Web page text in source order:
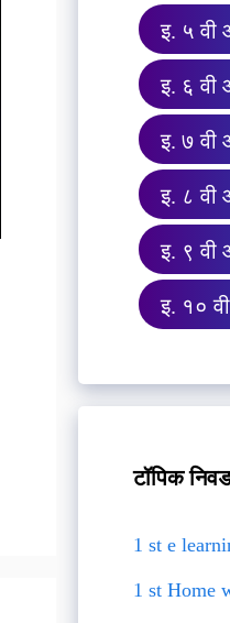
इ. ५ वी
इ. ६ वी
इ. ७ वी
इ. ८ वी
इ. ९ वी
इ. १०
टॉपिक
1 st e
1 st Home